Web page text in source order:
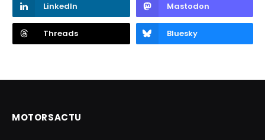
LinkedIn Mastodon
Threads Bluesky
MOTORSACTU